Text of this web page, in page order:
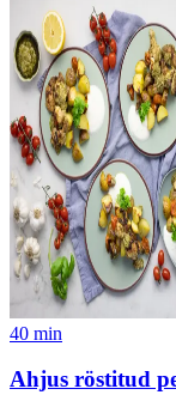
40 min
Ahjus röstitud